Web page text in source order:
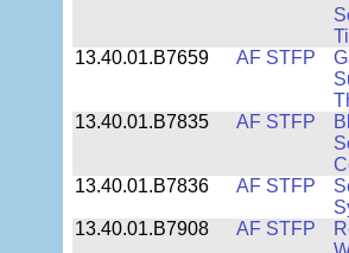
13.40.01.B7659
AF STFP
13.40.01.B7835
AF STFP
13.40.01.B7836
AF STFP
13.40.01.B7908
AF STFP